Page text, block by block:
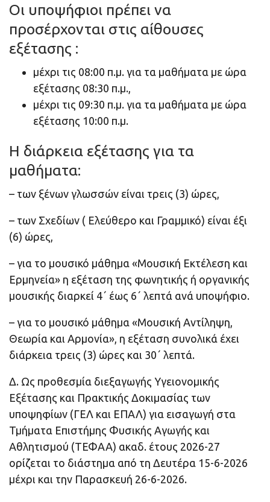
Οι υποψήφιοι πρέπει να
προσέρχονται στις αίθουσες
εξέτασης :
μέχρι τις 08:00 π.μ. για τα μαθήματα με ώρα
εξέτασης 08:30 π.μ.,
μέχρι τις 09:30 π.μ. για τα μαθήματα με ώρα
εξέτασης 10:00 π.μ.
Η διάρκεια εξέτασης για τα
μαθήματα:
– των ξένων γλωσσών είναι τρεις (3) ώρες,
– των Σχεδίων ( Ελεύθερο και Γραμμικό) είναι έξι
(6) ώρες,
– για το μουσικό μάθημα «Μουσική Εκτέλεση και
Ερμηνεία» η εξέταση της φωνητικής ή οργανικής
μουσικής διαρκεί 4΄ έως 6΄ λεπτά ανά υποψήφιο.
– για το μουσικό μάθημα «Μουσική Αντίληψη,
Θεωρία και Αρμονία», η εξέταση συνολικά έχει
διάρκεια τρεις (3) ώρες και 30΄ λεπτά.
Δ. Ως προθεσμία διεξαγωγής Υγειονομικής
Εξέτασης και Πρακτικής Δοκιμασίας των
υποψηφίων (ΓΕΛ και ΕΠΑΛ) για εισαγωγή στα
Τμήματα Επιστήμης Φυσικής Αγωγής και
Αθλητισμού (ΤΕΦΑΑ) ακαδ. έτους 2026-27
ορίζεται το διάστημα από τη Δευτέρα 15-6-2026
μέχρι και την Παρασκευή 26-6-2026.